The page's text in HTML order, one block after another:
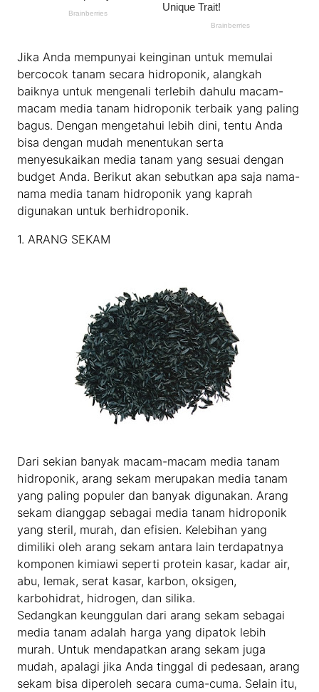
Jika Anda mempunyai keinginan untuk memulai
bercocok tanam secara hidroponik, alangkah
baiknya untuk mengenali terlebih dahulu macam-
macam media tanam hidroponik terbaik yang paling
bagus. Dengan mengetahui lebih dini, tentu Anda
bisa dengan mudah menentukan serta
menyesukaikan media tanam yang sesuai dengan
budget Anda. Berikut akan sebutkan apa saja nama-
nama media tanam hidroponik yang kaprah
digunakan untuk berhidroponik.
1. ARANG SEKAM
Dari sekian banyak macam-macam media tanam
hidroponik, arang sekam merupakan media tanam
yang paling populer dan banyak digunakan. Arang
sekam dianggap sebagai media tanam hidroponik
yang steril, murah, dan efisien. Kelebihan yang
dimiliki oleh arang sekam antara lain terdapatnya
komponen kimiawi seperti protein kasar, kadar air,
abu, lemak, serat kasar, karbon, oksigen,
karbohidrat, hidrogen, dan silika.
Sedangkan keunggulan dari arang sekam sebagai
media tanam adalah harga yang dipatok lebih
murah. Untuk mendapatkan arang sekam juga
mudah, apalagi jika Anda tinggal di pedesaan, arang
sekam bisa diperoleh secara cuma-cuma. Selain itu,